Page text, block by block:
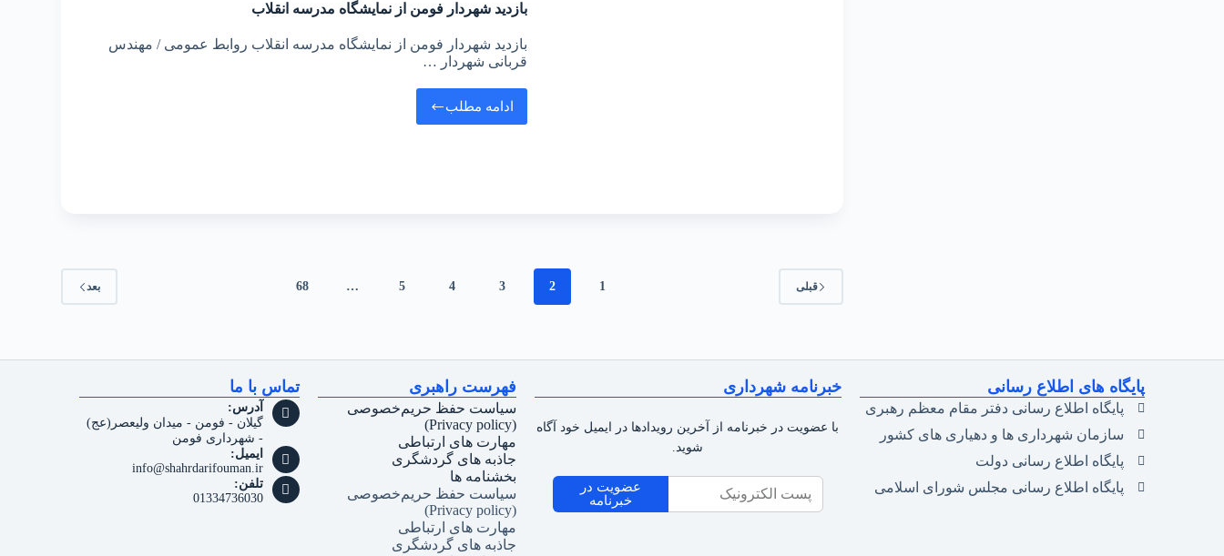
⁨بازدید شهردار فومن از نمایشگاه مدرسه انقلاب
⁨بازدید شهردار فومن از نمایشگاه مدرسه انقلاب روابط عمومی / مهندس
قربانی شهردار …
ادامه مطلب
قبلی 1
2
3
4
5
…
68 بعد
پایگاه های اطلاع رسانی
پایگاه اطلاع رسانی دفتر مقام معظم رهبری
سازمان شهرداری ها و دهیاری های کشور
پایگاه اطلاع رسانی دولت
پایگاه اطلاع رسانی مجلس شورای اسلامی
خبرنامه شهرداری
با عضویت در خبرنامه از آخرین رویدادها در ایمیل خود آگاه
شوید.
عضویت در
خبرنامه
فهرست راهبری
سیاست حفظ حریم‌خصوصی
(Privacy policy)
مهارت های ارتباطی
جاذبه های گردشگری
بخشنامه ها
سیاست حفظ حریم‌خصوصی
(Privacy policy)
مهارت های ارتباطی
جاذبه های گردشگری
تماس با ما
آدرس:
گیلان - فومن - میدان ولیعصر(عج)
- شهرداری فومن
ایمیل:
info@shahrdarifouman.ir
تلفن:
01334736030